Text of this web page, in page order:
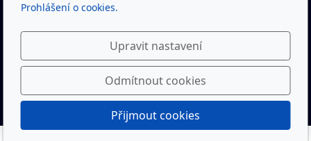
Youtube kanál Rytíři Trutnov včetně živého vysílání
Facebook Rytíři Trutnov
Prohlášení o cookies.
Upravit nastavení
Odmítnout cookies
Přijmout cookies
Rytíři Trutnov - baseball © 2022